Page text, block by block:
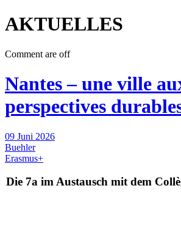
AKTUELLES
Comment are off
Nantes – une ville
perspectives
09 Juni 2026
Buehler
Erasmus+
Die 7a im Austausch mit dem